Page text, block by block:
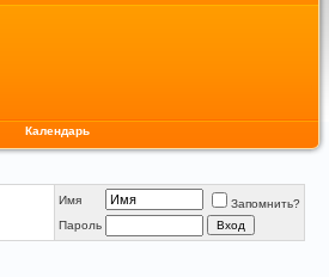
Календарь
Имя
Запомнить?
Пароль